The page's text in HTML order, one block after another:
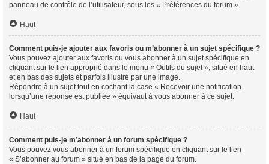
panneau de contrôle de l’utilisateur, sous les « Préférences du forum ».
Haut
Comment puis-je ajouter aux favoris ou m’abonner à un sujet spécifique ?
Vous pouvez ajouter aux favoris ou vous abonner à un sujet spécifique en
cliquant sur le lien approprié dans le menu « Outils du sujet », situé en haut
et en bas des sujets et parfois illustré par une image.
Répondre à un sujet tout en cochant la case « Recevoir une notification
lorsqu’une réponse est publiée » équivaut à vous abonner à ce sujet.
Haut
Comment puis-je m’abonner à un forum spécifique ?
Vous pouvez vous abonner à un forum spécifique en cliquant sur le lien
« S’abonner au forum » situé en bas de la page du forum.